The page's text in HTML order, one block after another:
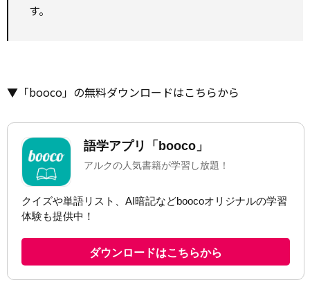
す。
▼「booco」の無料ダウンロードはこちらから